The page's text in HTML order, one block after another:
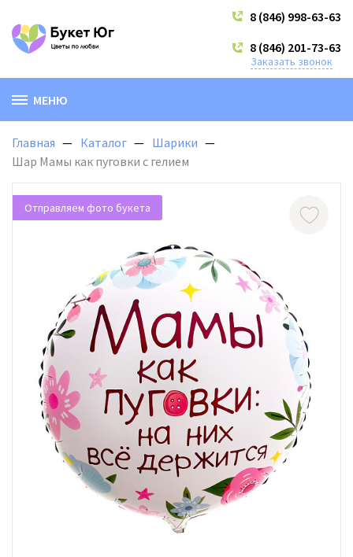
8 (846) 998-63-63
8 (846) 201-73-63
Заказать звонок
МЕНЮ
Главная Каталог
Шарики
Шар Мамы как пуговки с гелием
Отправляем фото букета